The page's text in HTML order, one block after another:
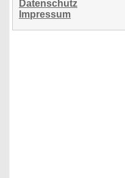
Datenschutz
Impressum